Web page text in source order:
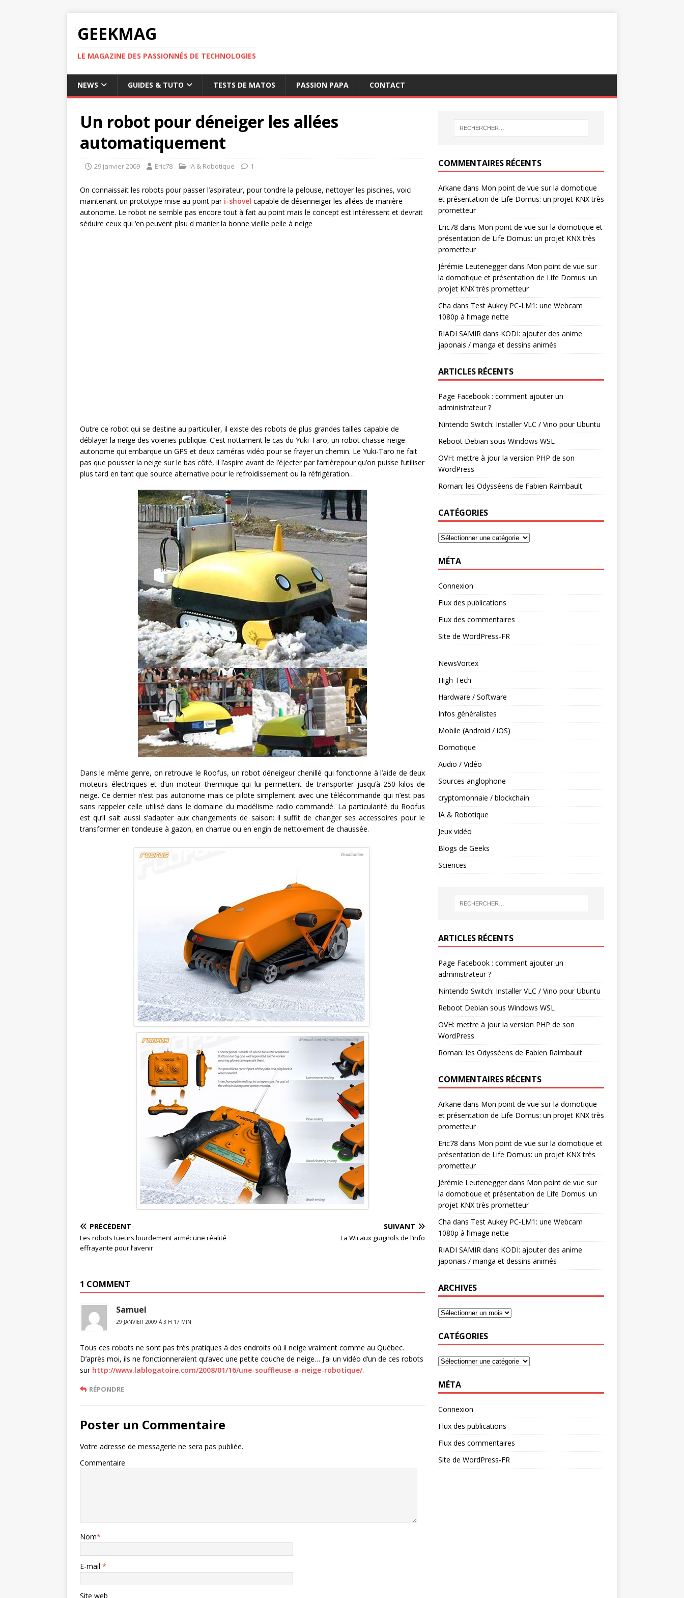
GEEKMAG
LE MAGAZINE DES PASSIONNÉS DE TECHNOLOGIES
NEWS GUIDES & TUTO TESTS DE MATOS PASSION PAPA CONTACT
Un robot pour déneiger les allées
automatiquement
29 janvier 2009 Eric78 IA & Robotique 1
On connaissait les robots pour passer l’aspirateur, pour tondre la pelouse, nettoyer les piscines, voici
maintenant un prototype mise au point par i-shovel capable de désenneiger les allées de manière
autonome. Le robot ne semble pas encore tout à fait au point mais le concept est intéressent et devrait
séduire ceux qui ‘en peuvent plsu d manier la bonne vieille pelle à neige
Outre ce robot qui se destine au particulier, il existe des robots de plus grandes tailles capable de
déblayer la neige des voieries publique. C’est nottament le cas du Yuki-Taro, un robot chasse-neige
autonome qui embarque un GPS et deux caméras vidéo pour se frayer un chemin. Le Yuki-Taro ne fait
pas que pousser la neige sur le bas côté, il l’aspire avant de l’éjecter par l’arrièrepour qu’on puisse l’utiliser
plus tard en tant que source alternative pour le refroidissement ou la réfrigération…
Dans le même genre, on retrouve le Roofus, un robot déneigeur chenillé qui fonctionne à l’aide de deux
moteurs électriques et d’un moteur thermique qui lui permettent de transporter jusqu’à 250 kilos de
neige. Ce dernier n’est pas autonome mais ce pilote simplement avec une télécommande qui n’est pas
sans rappeler celle utilisé dans le domaine du modélisme radio commandé. La particularité du Roofus
est qu’il sait aussi s’adapter aux changements de saison: il suffit de changer ses accessoires pour le
transformer en tondeuse à gazon, en charrue ou en engin de nettoiement de chaussée.
PRÉCÉDENT
Les robots tueurs lourdement armé: une réalité
effrayante pour l’avenir
SUIVANT
La Wii aux guignols de l’info
1 COMMENT
Samuel
29 JANVIER 2009 À 3 H 17 MIN
Tous ces robots ne sont pas très pratiques à des endroits où il neige vraiment comme au Québec.
D’après moi, ils ne fonctionneraient qu’avec une petite couche de neige… J’ai un vidéo d’un de ces robots
sur http://www.lablogatoire.com/2008/01/16/une-souffleuse-a-neige-robotique/.
RÉPONDRE
Poster un Commentaire
Votre adresse de messagerie ne sera pas publiée.
Commentaire
Nom*
E-mail *
Site web
COMMENTAIRES RÉCENTS
Arkane dans Mon point de vue sur la domotique
et présentation de Life Domus: un projet KNX très
prometteur
Eric78 dans Mon point de vue sur la domotique et
présentation de Life Domus: un projet KNX très
prometteur
Jérémie Leuteneggerdans Mon point de vue sur
la domotique et présentation de Life Domus: un
projet KNX très prometteur
Cha dans Test Aukey PC-LM1: une Webcam
1080p à l’image nette
RIADI SAMIR dans KODI: ajouter des anime
japonais / manga et dessins animés
ARTICLES RÉCENTS
Page Facebook : comment ajouter un
administrateur ?
Nintendo Switch: Installer VLC / Vino pour Ubuntu
Reboot Debian sous Windows WSL
OVH: mettre à jour la version PHP de son
WordPress
Roman: les Odysséens de Fabien Raimbault
CATÉGORIES
MÉTA
Connexion
Flux des publications
Flux des commentaires
Site de WordPress-FR
NewsVortex
High Tech
Hardware / Software
Infos généralistes
Mobile (Android / iOS)
Domotique
Audio / Vidéo
Sources anglophone
cryptomonnaie / blockchain
IA & Robotique
Jeux vidéo
Blogs de Geeks
Sciences
ARTICLES RÉCENTS
Page Facebook : comment ajouter un
administrateur ?
Nintendo Switch: Installer VLC / Vino pour Ubuntu
Reboot Debian sous Windows WSL
OVH: mettre à jour la version PHP de son
WordPress
Roman: les Odysséens de Fabien Raimbault
COMMENTAIRES RÉCENTS
Arkane dans Mon point de vue sur la domotique
et présentation de Life Domus: un projet KNX très
prometteur
Eric78 dans Mon point de vue sur la domotique et
présentation de Life Domus: un projet KNX très
prometteur
Jérémie Leuteneggerdans Mon point de vue sur
la domotique et présentation de Life Domus: un
projet KNX très prometteur
Cha dans Test Aukey PC-LM1: une Webcam
1080p à l’image nette
RIADI SAMIRdans KODI: ajouter des anime
japonais / manga et dessins animés
ARCHIVES
CATÉGORIES
MÉTA
Connexion
Flux des publications
Flux des commentaires
Site de WordPress-FR